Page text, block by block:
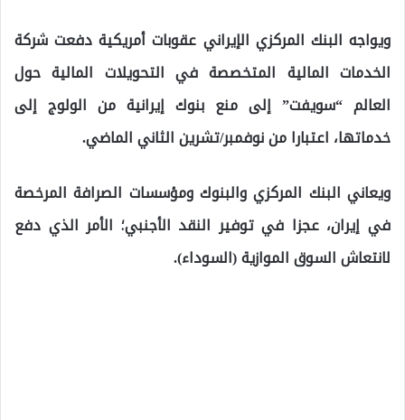
ويواجه البنك المركزي الإيراني عقوبات أمريكية دفعت شركة
الخدمات المالية المتخصصة في التحويلات المالية حول
العالم “سويفت” إلى منع بنوك إيرانية من الولوج إلى
خدماتها، اعتبارا من نوفمبر/تشرين الثاني الماضي.
ويعاني البنك المركزي والبنوك ومؤسسات الصرافة المرخصة
في إيران، عجزا في توفير النقد الأجنبي؛ الأمر الذي دفع
لانتعاش السوق الموازية (السوداء).